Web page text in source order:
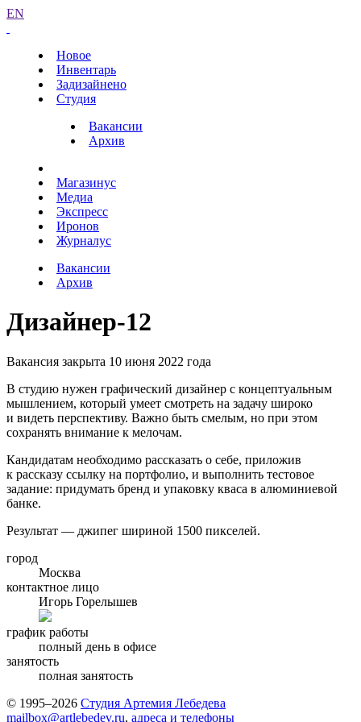
EN
Новое
Инвентарь
Задизайнено
Студия
Вакансии
Архив
Магазинус
Медиа
Экспресс
Иронов
Журналус
Вакансии
Архив
Дизайнер-12
Вакансия закрыта 10 июня 2022 года
В студию нужен графический дизайнер с концептуальным
мышлением, который умеет смотреть на задачу широко
и видеть перспективу. Важно быть смелым, но при этом
сохранять внимание к мелочам.
Кандидатам необходимо рассказать о себе, приложив
к рассказу ссылку на портфолио, и выполнить тестовое
задание: придумать бренд и упаковку кваса в алюминиевой
банке.
Результат — джипег шириной 1500 пикселей.
город
Москва
контактное лицо
Игорь Горелышев
график работы
полный день в офисе
занятость
полная занятость
© 1995–2026 Студия Артемия Лебедева
mailbox@artlebedev.ru, адреса и телефоны